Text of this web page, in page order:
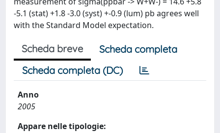
-5.1 (stat) +1.8 -3.0 (syst) +-0.9 (lum) pb agrees well
with the Standard Model expectation.
Scheda breve
Scheda completa
Scheda completa (DC)
Anno
2005
Appare nelle tipologie: